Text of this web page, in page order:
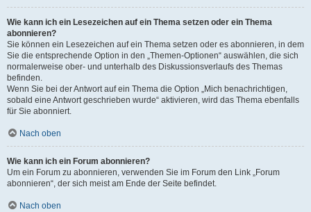
Wie kann ich ein Lesezeichen auf ein Thema setzen oder ein Thema
abonnieren?
Sie können ein Lesezeichen auf ein Thema setzen oder es abonnieren, in dem
Sie die entsprechende Option in den „Themen-Optionen“ auswählen, die sich
normalerweise ober- und unterhalb des Diskussionsverlaufs des Themas
befinden.
Wenn Sie bei der Antwort auf ein Thema die Option „Mich benachrichtigen,
sobald eine Antwort geschrieben wurde“ aktivieren, wird das Thema ebenfalls
für Sie abonniert.
Nach oben
Wie kann ich ein Forum abonnieren?
Um ein Forum zu abonnieren, verwenden Sie im Forum den Link „Forum
abonnieren“, der sich meist am Ende der Seite befindet.
Nach oben